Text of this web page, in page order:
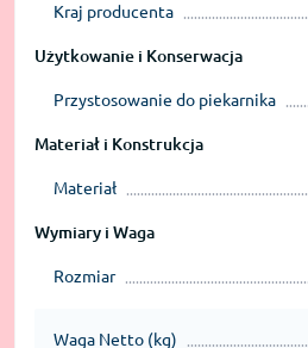
Kraj producenta
Użytkowanie i Konserwacja
Przystosowanie do piekarnika
Materiał i Konstrukcja
Materiał
Wymiary i Waga
Rozmiar
Waga Netto (kg)